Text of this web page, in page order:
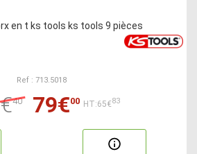
en t ks tools ks tools 9 pièces
Ref : 713.5018
40 79€00 HT:65€83